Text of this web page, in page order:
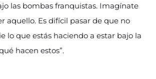
las bombas franquistas. Imagínate
aquello. Es difícil pasar de que no
lo que estás haciendo a estar bajo la
hacen estos”.